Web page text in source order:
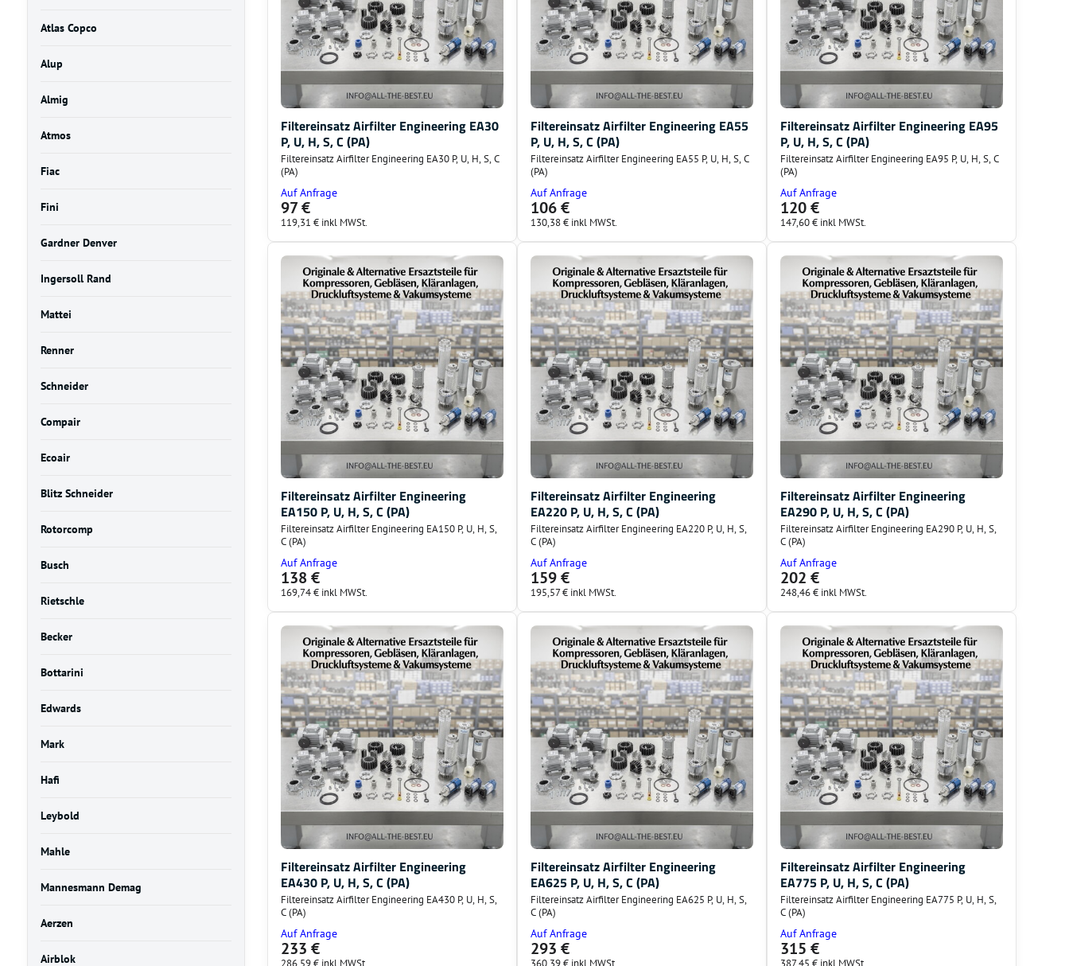
Filtereinsatz Airfilter Engineering EA30
P, U, H, S, C (PA)
Filtereinsatz Airfilter Engineering EA30 P, U, H, S, C
(PA)
Auf Anfrage
97 €
119,31 € inkl MWSt.
Filtereinsatz Airfilter Engineering EA55
P, U, H, S, C (PA)
Filtereinsatz Airfilter Engineering EA55 P, U, H, S, C
(PA)
Auf Anfrage
106 €
130,38 € inkl MWSt.
Filtereinsatz Airfilter Engineering EA95
P, U, H, S, C (PA)
Filtereinsatz Airfilter Engineering EA95 P, U, H, S, C
(PA)
Auf Anfrage
120 €
147,60 € inkl MWSt.
Filtereinsatz Airfilter Engineering
EA150 P, U, H, S, C (PA)
Filtereinsatz Airfilter Engineering EA150 P, U, H, S,
C (PA)
Auf Anfrage
138 €
169,74 € inkl MWSt.
Filtereinsatz Airfilter Engineering
EA220 P, U, H, S, C (PA)
Filtereinsatz Airfilter Engineering EA220 P, U, H, S,
C (PA)
Auf Anfrage
159 €
195,57 € inkl MWSt.
Filtereinsatz Airfilter Engineering
EA290 P, U, H, S, C (PA)
Filtereinsatz Airfilter Engineering EA290 P, U, H, S,
C (PA)
Auf Anfrage
202 €
248,46 € inkl MWSt.
Filtereinsatz Airfilter Engineering
EA430 P, U, H, S, C (PA)
Filtereinsatz Airfilter Engineering EA430 P, U, H, S,
C (PA)
Auf Anfrage
233 €
286,59 € inkl MWSt.
Filtereinsatz Airfilter Engineering
EA625 P, U, H, S, C (PA)
Filtereinsatz Airfilter Engineering EA625 P, U, H, S,
C (PA)
Auf Anfrage
293 €
360,39 € inkl MWSt.
Filtereinsatz Airfilter Engineering
EA775 P, U, H, S, C (PA)
Filtereinsatz Airfilter Engineering EA775 P, U, H, S,
C (PA)
Auf Anfrage
315 €
387,45 € inkl MWSt.
Atlas Copco
Alup
Almig
Atmos
Fiac
Fini
Gardner Denver
Ingersoll Rand
Mattei
Renner
Schneider
Compair
Ecoair
Blitz Schneider
Rotorcomp
Busch
Rietschle
Becker
Bottarini
Edwards
Mark
Hafi
Leybold
Mahle
Mannesmann Demag
Aerzen
Airblok